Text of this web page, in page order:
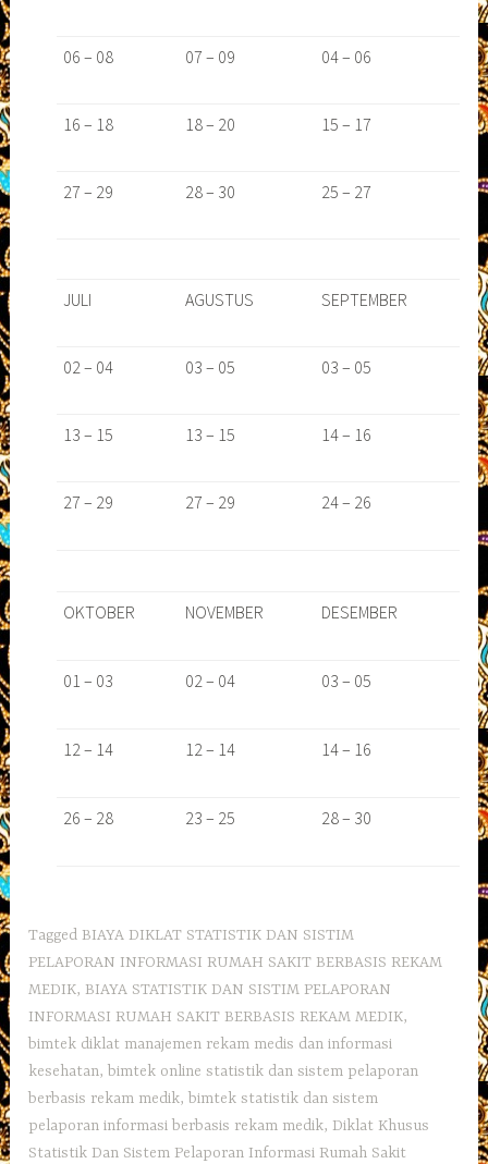
06 – 08 07 – 09 04 – 06
16 – 18 18 – 20 15 – 17
27 – 29 28 – 30 25 – 27
JULI AGUSTUS SEPTEMBER
02 – 04 03 – 05 03 – 05
13 – 15 13 – 15 14 – 16
27 – 29 27 – 29 24 – 26
OKTOBER NOVEMBER DESEMBER
01 – 03 02 – 04 03 – 05
12 – 14 12 – 14 14 – 16
26 – 28 23 – 25 28 – 30
Tagged BIAYA DIKLAT STATISTIK DAN SISTIM
PELAPORAN INFORMASI RUMAH SAKIT BERBASIS REKAM
MEDIK, BIAYA STATISTIK DAN SISTIM PELAPORAN
INFORMASI RUMAH SAKIT BERBASIS REKAM MEDIK,
bimtek diklat manajemen rekam medis dan informasi
kesehatan, bimtek online statistik dan sistem pelaporan
berbasis rekam medik, bimtek statistik dan sistem
pelaporan informasi berbasis rekam medik,Diklat Khusus
Statistik Dan Sistem Pelaporan Informasi Rumah Sakit